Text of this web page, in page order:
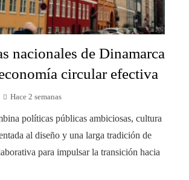
nacionales de Dinamarca
circular efectiva
Hace 2 semanas
políticas públicas ambiciosas, cultura
al diseño y una larga tradición de
para impulsar la transición hacia